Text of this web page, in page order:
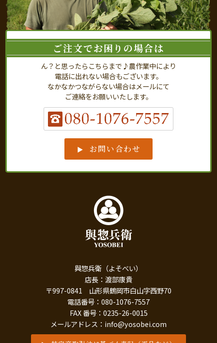
ご注文でお困りの場合は
ん？と思ったらこちらまで♪農作業中により
電話に出れない場合もございます。
なかなかつながらない場合はメールにて
ご連絡をお願いいたします。
お問い合わせ
與惣兵衛（よそべい）
店長：渡部康貴
〒997-0841 山形県鶴岡市白山字西野70
電話番号：080-1076-7557
FAX 番号：0235-26-0015
メールアドレス：info@yosobei.com